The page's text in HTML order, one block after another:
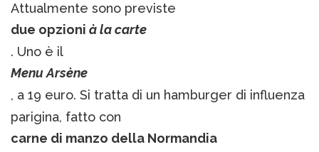
Attualmente sono previste
due opzioni à la carte
. Uno è il
Menu Arsène
, a 19 euro. Si tratta di un hamburger di influenza
parigina, fatto con
carne di manzo della Normandia